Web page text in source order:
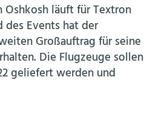
Oshkosh läuft für Textron
Events hat der
Großauftrag für seine
Die Flugzeuge sollen
geliefert werden und